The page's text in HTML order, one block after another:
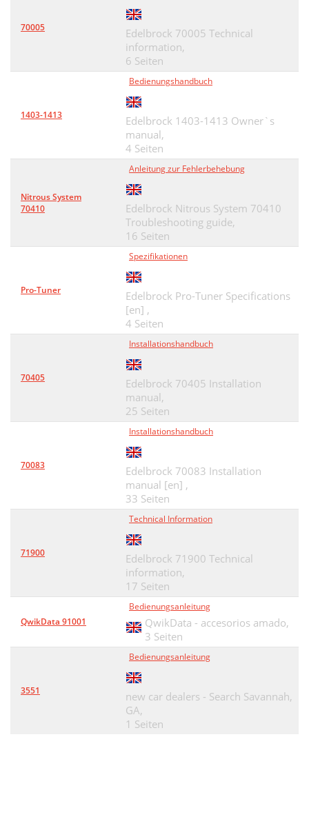
70005
Edelbrock 70005 Technical
information,
6 Seiten
1403-1413
Bedienungshandbuch
Edelbrock 1403-1413 Owner`s
manual,
4 Seiten
Nitrous System
70410
Anleitung zur Fehlerbehebung
Edelbrock Nitrous System 70410
Troubleshooting guide,
16 Seiten
Pro-Tuner
Spezifikationen
Edelbrock Pro-Tuner Specifications
[en] ,
4 Seiten
70405
Installationshandbuch
Edelbrock 70405 Installation
manual,
25 Seiten
70083
Installationshandbuch
Edelbrock 70083 Installation
manual [en] ,
33 Seiten
71900
Technical Information
Edelbrock 71900 Technical
information,
17 Seiten
QwikData 91001
Bedienungsanleitung
QwikData - accesorios amado,
3 Seiten
3551
Bedienungsanleitung
new car dealers - Search Savannah,
GA,
1 Seiten